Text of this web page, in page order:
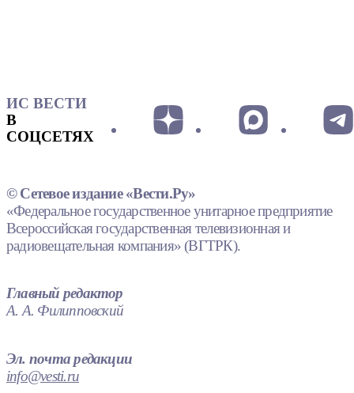
ИС ВЕСТИ
В
СОЦСЕТЯХ
© Сетевое издание «Вести.Ру»
«Федеральное государственное унитарное предприятие
Всероссийская государственная телевизионная и
радиовещательная компания» (ВГТРК).
Главный редактор
А. А. Филипповский
Эл. почта редакции
info@vesti.ru